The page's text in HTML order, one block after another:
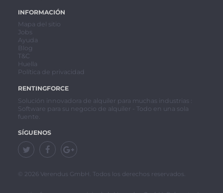
INFORMACIÓN
Mapa del sitio
Jobs
Ayuda
Blog
T&C
Huella
Política de privacidad
RENTINGFORCE
Solución innovadora de alquiler para muchas industrias :
Software para su negocio de alquiler - Todo en una sola
fuente.
SÍGUENOS
© 2026 Verendus GmbH. Todos los derechos reservados.